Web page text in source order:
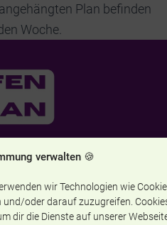
verwalten 🍪
wir Technologien wie
oder darauf zuzugreifen.
dir die Dienste auf unserer
Plan befinden
Woche.